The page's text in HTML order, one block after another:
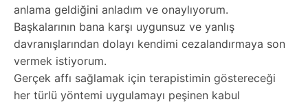
anlama geldiğini anladım ve onaylıyorum.
Başkalarının bana karşı uygunsuz ve yanlış
davranışlarından dolayı kendimi cezalandırmaya son
vermek istiyorum.
Gerçek affı sağlamak için terapistimin göstereceği
her türlü yöntemi uygulamayı peşinen kabul